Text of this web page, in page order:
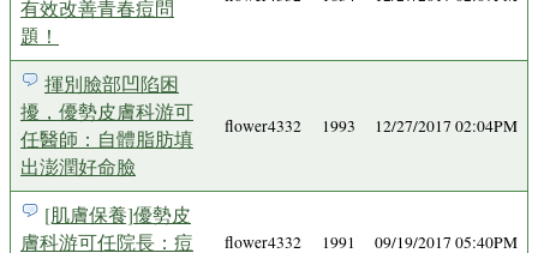
有效改善青春痘問
題！
揮別臉部凹陷困
擾，優勢皮膚科游可
任醫師：自體脂肪填
出澎潤好命臉
flower4332 1993 12/27/2017 02:04PM
[肌膚保養]優勢皮
膚科游可任院長：痘
flower4332 1991 09/19/2017 05:40PM